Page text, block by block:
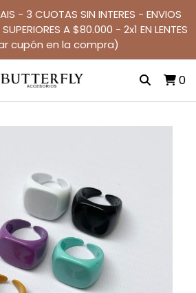
- 3 CUOTAS SIN INTERES - ENVIOS
A $80.000 - 2x1 EN LENTES
cupón en la compra)
0